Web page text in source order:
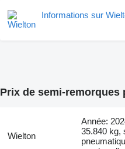
Informations sur
Prix de semi-
Wielton
Année:
35.840 kg,